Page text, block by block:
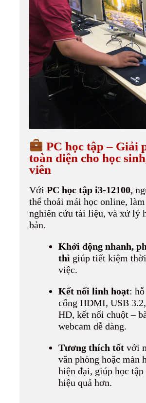
PC học tập – Giải
toàn diện cho học
viên
Với PC học tập i3-12100,
thể thoải mái học online,
nghiên cứu tài liệu, và xử lý
bản.
Khởi động nhanh,
thì giúp tiết kiệm
việc.
Kết nối linh hoạt:
cổng HDMI, USB
HD, kết nối chuột –
webcam dễ dàng.
Tương thích tốt với
văn phòng hoặc màn
hiện đại, giúp học
hiệu quả hơn.